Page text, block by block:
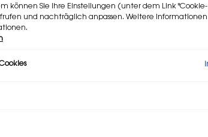
können Sie Ihre Einstellungen (unter dem Link "Cookie-
und nachträglich anpassen. Weitere